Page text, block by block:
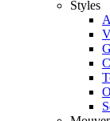
Styles